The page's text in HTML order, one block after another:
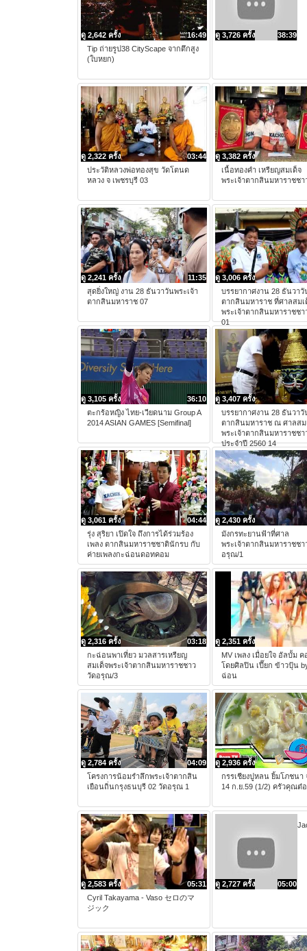
16:49
ดู 2,642 ครั้ง
Tip ถ่ายรูป38 CityScape จากตึกสูง
(ใบหยก)
38:39
ดู 3,726 ครั้ง
03:44
ดู 2,322 ครั้ง
ประวัติหลวงพ่อทองสุข วัดโตนด
หลวง จ เพชรบุรี 03
ดู 3,382 ครั้ง
เนื้อทองคำ เหรียญสมเด็จ
พระเจ้าตากสินมหาราชช
11:35
ดู 2,241 ครั้ง
สุดยิ่งใหญ่ งาน 28 ธันวาวันพระเจ้า
ตากสินมหาราช 07
ดู 3,006 ครั้ง
บรรยากาศงาน 28 ธันวาวั
ตากสินมหาราช ที่ศาลสมเ
พระเจ้าตากสินมหาราชช
01
36:10
ดู 3,105 ครั้ง
ตะกร้อหญิง ไทย-เวียดนาม Group A
2014 ASIAN GAMES [Semifinal]
ดู 3,407 ครั้ง
บรรยากาศงาน 28 ธันวาวั
ตากสินมหาราช ณ ศาลสม
พระเจ้าตากสินมหาราชช
ประจำปี 2560 14
04:44
ดู 3,061 ครั้ง
รุ่ง สุริยา เปิดใจ ถึงการได้ร่วมร้อง
เพลง ตากสินมหาราชชาตินักรบ กับ
ค่ายเพลงกะฉ่อนดอทคอม
ดู 2,430 ครั้ง
มังกรทะยานฟ้าที่ศาล
พระเจ้าตากสินมหาราชชา
อรุณ/1
03:18
ดู 2,316 ครั้ง
กะฉ่อนพาเที่ยว มวลสารเหรียญ
สมเด็จพระเจ้าตากสินมหาราชชาว
วัดอรุณ/3
ดู 2,351 ครั้ง
MV เพลง เมื่อยใจ อัลบั้ม
โดยศิลปิน เปี๊ยก ข้าวปุ้น
ฉ่อน
04:09
ดู 2,784 ครั้ง
โครงการน้อมรำลึกพระเจ้าตากสิน
เยือนถิ่นกรุงธนบุรี 02 วัดอรุณ 1
ดู 2,936 ครั้ง
กรรเชียงปูหลน ยิ้มโภชนา
14 ก.ย.59 (1/2) ครัวคุณต๋
05:31
ดู 2,583 ครั้ง
Cyril Takayama - Vaso セロのマ
ジック
05:00
ดู 2,727 ครั้ง